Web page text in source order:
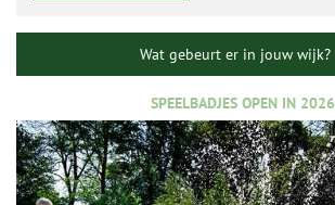
Wat gebeurt er in jouw wijk?
SPEELBADJES OPEN IN 2026